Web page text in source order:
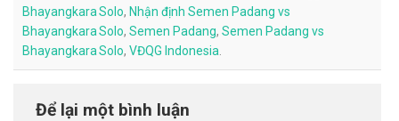
Bhayangkara Solo, Nhận định Semen Padang vs
Bhayangkara Solo, Semen Padang, Semen Padang vs
Bhayangkara Solo, VĐQG Indonesia
Để lại một bình luận